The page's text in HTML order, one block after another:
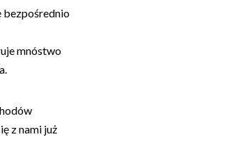
bezpośrednio
mnóstwo
z nami już